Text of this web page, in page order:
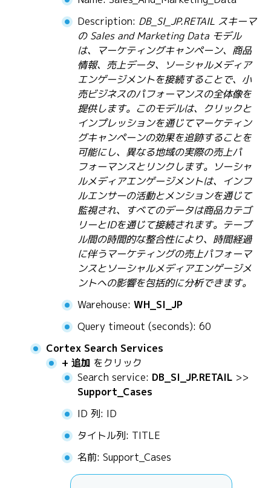
Description: DB_SI_JP.RETAIL スキーマ
の Sales and Marketing Data モデル
は、マーケティングキャンペーン、商品
情報、売上データ、ソーシャルメディア
エンゲージメントを接続することで、小
売ビジネスのパフォーマンスの全体像を
提供します。このモデルは、クリックと
インプレッションを通じてマーケティン
グキャンペーンの効果を追跡することを
可能にし、異なる地域の実際の売上パ
フォーマンスとリンクします。ソーシャ
ルメディアエンゲージメントは、インフ
ルエンサーの活動とメンションを通じて
監視され、すべてのデータは商品カテゴ
リーとIDを通じて接続されます。テーブ
ル間の時間的な整合性により、時間経過
に伴うマーケティングの売上パフォーマ
ンスとソーシャルメディアエンゲージメ
ントへの影響を包括的に分析できます。
Warehouse: WH_SI_JP
Query timeout (seconds): 60
Cortex Search Services
+ 追加 をクリック
Search service: DB_SI_JP.RETAIL >>
Support_Cases
ID 列: ID
タイトル列: TITLE
名前: Support_Cases